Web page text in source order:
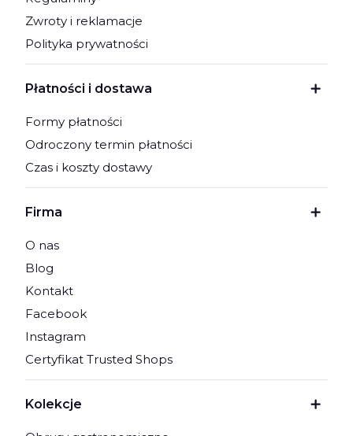
Zwroty i reklamacje
Polityka prywatności
Płatności i dostawa
Formy płatności
Odroczony termin płatności
Czas i koszty dostawy
Firma
O nas
Blog
Kontakt
Facebook
Instagram
Certyfikat Trusted Shops
Kolekcje